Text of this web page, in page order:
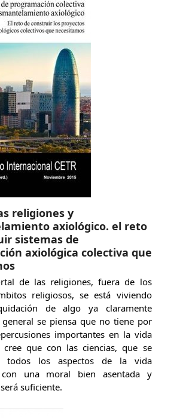
religiones y
axiológico. el reto
sistemas de
axiológica colectiva que
de las religiones, fuera de los
religiosos, se está viviendo
de algo ya claramente
se piensa que no tiene por
importantes en la vida
cree que con las ciencias, que se
todos los aspectos de la vida
una moral bien asentada y
suficiente.